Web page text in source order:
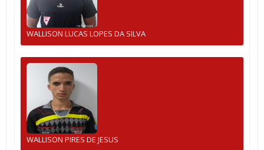
WALLISON LUCAS LOPES DA SILVA
WALLISON PIRES DE JESUS